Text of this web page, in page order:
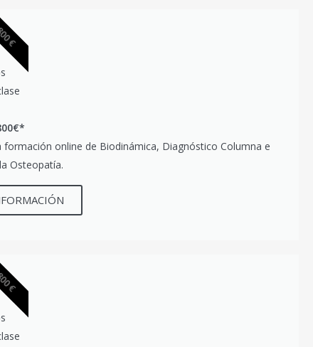
formación online de Biodinámica, Diagnóstico Columna e
Osteopatía.
€
€